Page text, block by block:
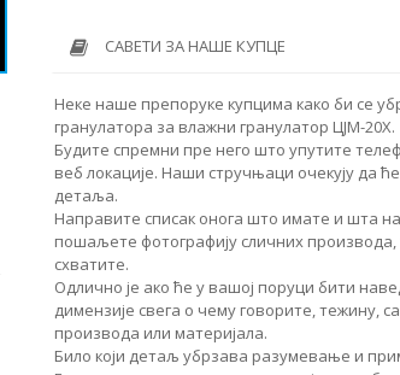
САВЕТИ ЗА НАШЕ КУПЦЕ
Неке наше препоруке купцима како би се
гранулатора за влажни гранулатор ЦЈМ-20Х.
Будите спремни пре него што упутите
веб локације. Наши стручњаци очекују да
детаља.
Направите списак онога што имате и шта
пошаљете фотографију сличних
схватите.
Одлично је ако ће у вашој поруци бити
димензије свега о чему говорите, тежину,
производа или материјала.
Било који детаљ убрзава разумевање и